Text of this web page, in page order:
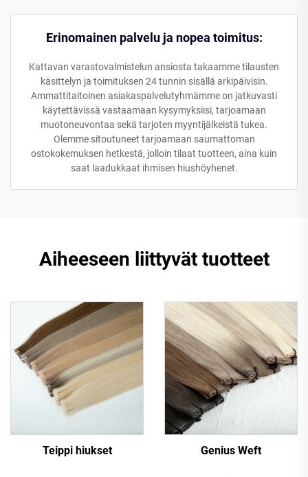
Erinomainen palvelu ja nopea toimitus:
Kattavan varastovalmistelun ansiosta takaamme tilausten
käsittelyn ja toimituksen 24 tunnin sisällä arkipäivisin.
Ammattitaitoinen asiakaspalvelutyhmämme on jatkuvasti
käytettävissä vastaamaan kysymyksiisi, tarjoamaan
muotoneuvontaa sekä tarjoten myyntijälkeistä tukea.
Olemme sitoutuneet tarjoamaan saumattoman
ostokokemuksen hetkestä, jolloin tilaat tuotteen, aina kuin
saat laadukkaat ihmisen hiushöyhenet.
Aiheeseen liittyvät tuotteet
Teippi hiukset Genius Weft